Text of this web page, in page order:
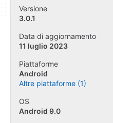
Versione
3.0.1
Data di aggiornamento
11 luglio 2023
Piattaforme
Android
Altre piattaforme (1)
OS
Android 9.0